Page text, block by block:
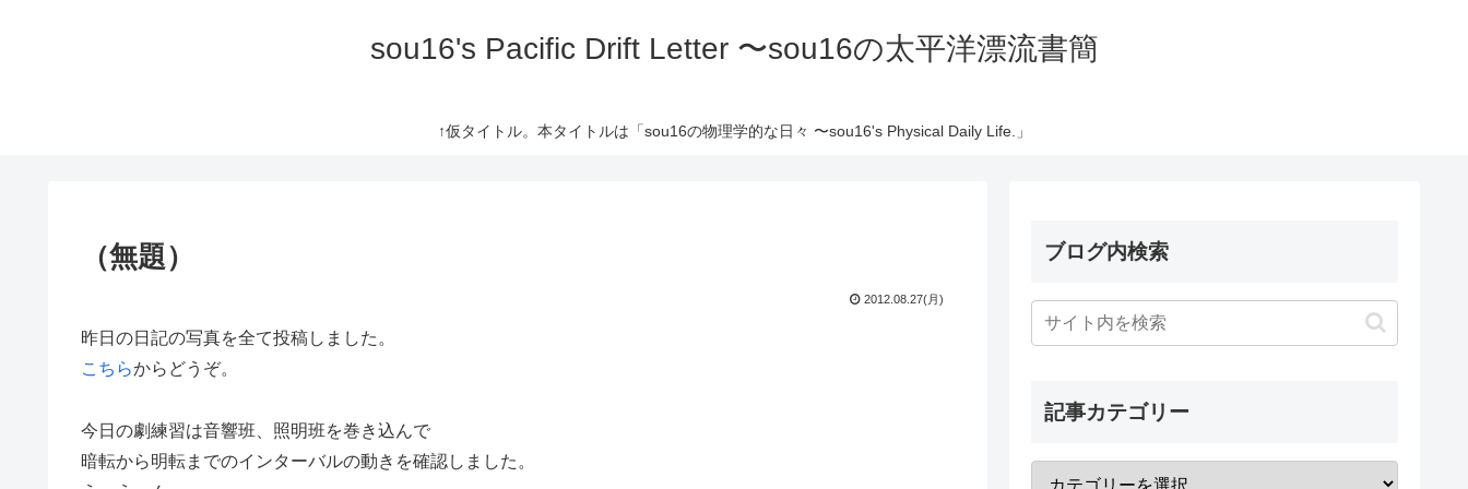
sou16's Pacific Drift Letter 〜sou16の太平洋漂流書簡
↑仮タイトル。本タイトルは「sou16の物理学的な日々 〜sou16's Physical Daily Life.」
（無題）
2012.08.27(月)
昨日の日記の写真を全て投稿しました。
こちらからどうぞ。
今日の劇練習は音響班、照明班を巻き込んで
暗転から明転までのインターバルの動きを確認しました。
ブログ内検索
記事カテゴリー